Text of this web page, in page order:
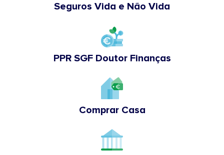
Seguros Vida e Não Vida
PPR SGF Doutor Finanças
Comprar Casa